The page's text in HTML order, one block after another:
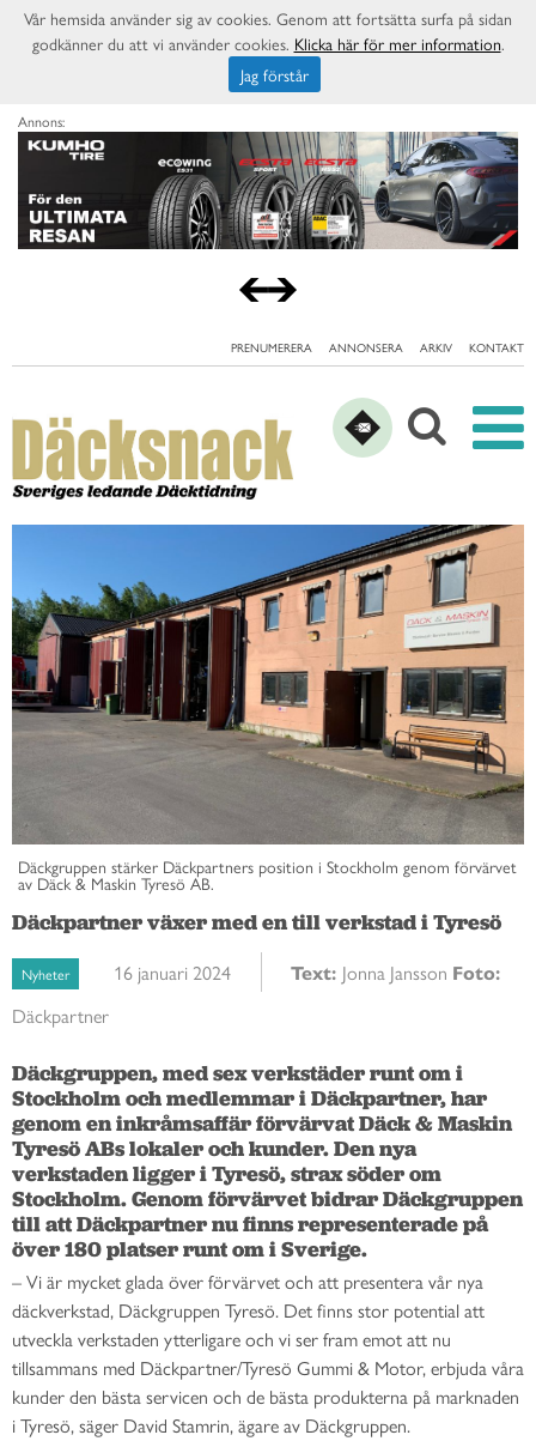
Annons:
PRENUMERERA ANNONSERA ARKIV KONTAKT
Däckgruppen stärker Däckpartners position i Stockholm genom förvärvet
av Däck & Maskin Tyresö AB.
Däckpartner växer med en till verkstad i Tyresö
Nyheter 16 januari 2024 Text: Jonna Jansson Foto:
Däckpartner
Däckgruppen, med sex verkstäder runt om i
Stockholm och medlemmar i Däckpartner, har
genom en inkråmsaffär förvärvat Däck & Maskin
Tyresö ABs lokaler och kunder. Den nya
verkstaden ligger i Tyresö, strax söder om
Stockholm. Genom förvärvet bidrar Däckgruppen
till att Däckpartner nu finns representerade på
över 180 platser runt om i Sverige.
–Vi är mycket glada över förvärvet och att presentera vår nya
däckverkstad, Däckgruppen Tyresö. Det finns stor potential att
utveckla verkstaden ytterligare och vi ser fram emot att nu
tillsammans med Däckpartner/Tyresö Gummi & Motor, erbjuda våra
kunder den bästa servicen och de bästa produkterna på marknaden
i Tyresö, säger David Stamrin, ägare av Däckgruppen.
Vår hemsida använder sig av cookies. Genom att fortsätta surfa på sidan
godkänner du att vi använder cookies. Klicka här för mer information.
Jag förstår